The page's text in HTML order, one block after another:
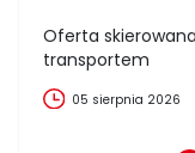
Oferta
transportem
05 sierpnia 2026